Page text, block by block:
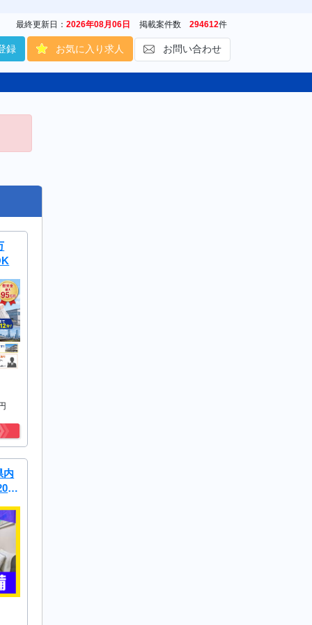
最終更新日： 2026年08月06日 掲載案件数 294612件
録 お気に入り求人 お問い合わせ
内